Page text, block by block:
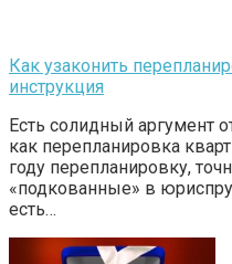
Как узаконить
инструкция
Есть солидный аргумент
как перепланировка
году перепланировку,
«подкованные» в
есть…